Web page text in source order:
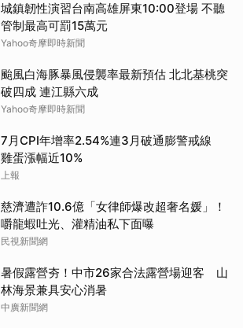
城鎮韌性演習台南高雄屏東10:00登場 不聽
管制最高可罰15萬元
Yahoo奇摩即時新聞
颱風白海豚暴風侵襲率最新預估 北北基桃突
破四成 連江縣六成
Yahoo奇摩即時新聞
7月CPI年增率2.54%連3月破通膨警戒線
雞蛋漲幅近10%
上報
慈濟遭詐10.6億「女律師爆改超奢名媛」！
嚼龍蝦吐光、灌精油私下面曝
民視新聞網
暑假露營夯！中市26家合法露營場迎客 山
林海景兼具安心消暑
中廣新聞網